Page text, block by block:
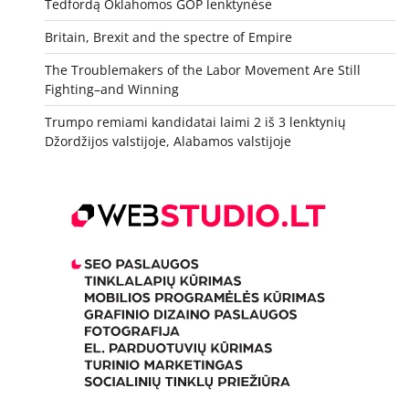
Tedfordą Oklahomos GOP lenktynėse
Britain, Brexit and the spectre of Empire
The Troublemakers of the Labor Movement Are Still
Fighting–and Winning
Trumpo remiami kandidatai laimi 2 iš 3 lenktynių
Džordžijos valstijoje, Alabamos valstijoje